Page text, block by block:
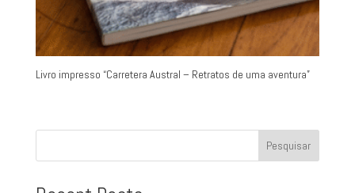
Livro impresso “Carretera Austral – Retratos de uma aventura”
Pesquisar